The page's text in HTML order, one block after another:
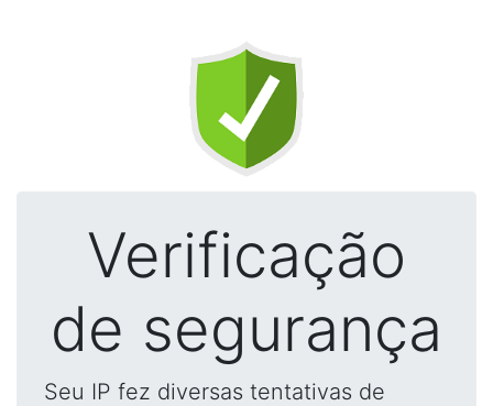
Verificação
de segurança
Seu IP fez diversas tentativas de